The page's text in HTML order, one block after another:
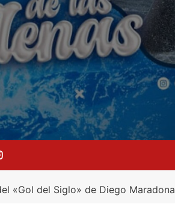
«Gol del Siglo» de Diego Maradona